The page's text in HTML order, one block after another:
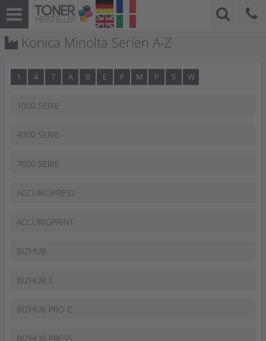
Konica Minolta Serien A-Z
1 4 7 A B E F M P S W
1000 SERIE
4000 SERIE
7000 SERIE
ACCURIOPRESS
ACCURIOPRINT
BIZHUB
BIZHUB C
BIZHUB PRO C
BIZHUB PRESS